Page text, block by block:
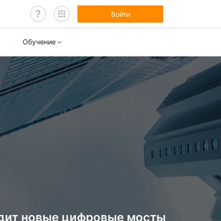
Войти
Обучение
обучения
новые цифровые мосты